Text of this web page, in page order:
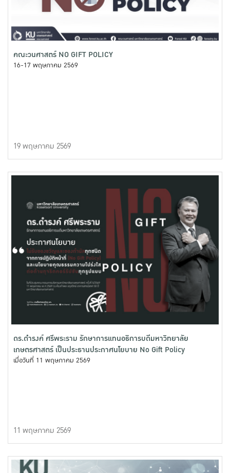
คณะวนศาสตร์ NO GIFT POLICY
16-17 พฤษภาคม 2569
19 พฤษภาคม 2569
ดร.ดำรงค์ ศรีพระราม รักษาการแทนอธิการบดีมหาวิทยาลัย
เกษตรศาสตร์ เป็นประธานประกาศนโยบาย No Gift Policy
เมื่อวันที่ 11 พฤษภาคม 2569
11 พฤษภาคม 2569